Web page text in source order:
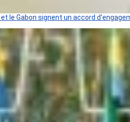
le Gabon signent un accord